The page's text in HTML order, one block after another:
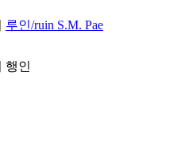
루인/ruin S.M. Pae
행인